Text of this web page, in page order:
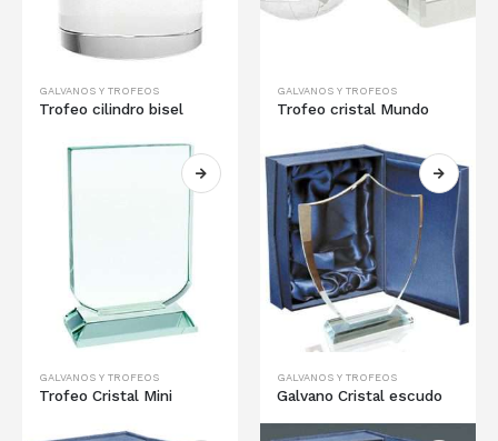
GALVANOS Y TROFEOS
Trofeo cilindro bisel
GALVANOS Y TROFEOS
Trofeo cristal Mundo
GALVANOS Y TROFEOS
Trofeo Cristal Mini
GALVANOS Y TROFEOS
Galvano Cristal escudo